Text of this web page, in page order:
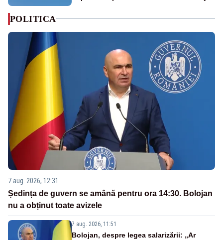
POLITICA
7 aug. 2026, 12:31
Ședința de guvern se amână pentru ora 14:30. Bolojan
nu a obținut toate avizele
7 aug. 2026, 11:51
Bolojan, despre legea salarizării: „Ar